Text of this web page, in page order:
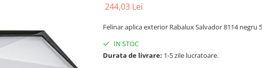
244,03 Lei
Felinar aplica exterior Rabalux Salvador 8114 negru
IN STOC
Durata de livrare: 1-5 zile lucratoare.